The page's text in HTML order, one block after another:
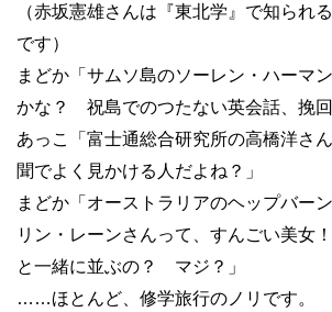
（赤坂憲雄さんは『東北学』で知られ
です）
まどか「サムソ島のソーレン・ハーマ
かな？ 祝島でのつたない英会話、挽回
あっこ「富士通総合研究所の高橋洋さ
聞でよく見かける人だよね？」
まどか「オーストラリアのヘップバー
リン・レーンさんって、すんごい美女
と一緒に並ぶの？ マジ？」
……ほとんど、修学旅行のノリです。